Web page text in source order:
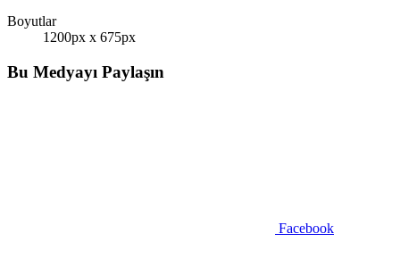
Boyutlar
1200px x 675px
Bu Medyayı Paylaşın
Facebook